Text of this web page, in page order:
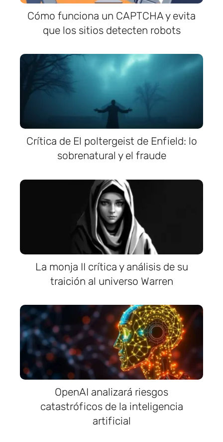
Cómo funciona un CAPTCHA y evita
que los sitios detecten robots
Crítica de El poltergeist de Enfield: lo
sobrenatural y el fraude
La monja II crítica y análisis de su
traición al universo Warren
OpenAI analizará riesgos
catastróficos de la inteligencia
artificial